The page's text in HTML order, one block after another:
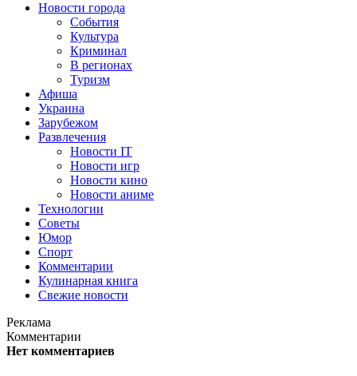
Новости города
События
Культура
Криминал
В регионах
Туризм
Афиша
Украина
Зарубежом
Развлечения
Новости IT
Новости игр
Новости кино
Новости аниме
Технологии
Советы
Юмор
Спорт
Комментарии
Кулинарная книга
Свежие новости
Реклама
Комментарии
Нет комментариев